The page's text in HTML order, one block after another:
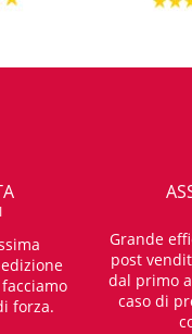
forza.
Grande
post
dal primo
caso di